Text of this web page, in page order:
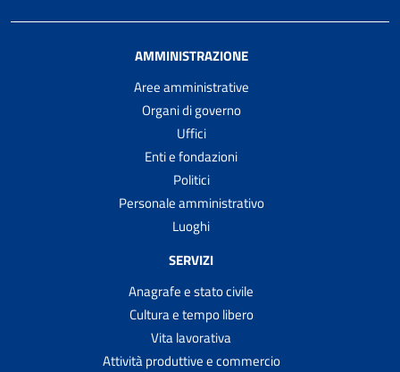
AMMINISTRAZIONE
Aree amministrative
Organi di governo
Uffici
Enti e fondazioni
Politici
Personale amministrativo
Luoghi
SERVIZI
Anagrafe e stato civile
Cultura e tempo libero
Vita lavorativa
Attività produttive e commercio